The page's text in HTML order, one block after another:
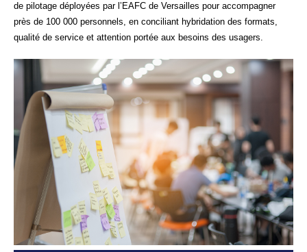
de pilotage déployées par l’EAFC de Versailles pour accompagner
près de 100 000 personnels, en conciliant hybridation des formats,
qualité de service et attention portée aux besoins des usagers.